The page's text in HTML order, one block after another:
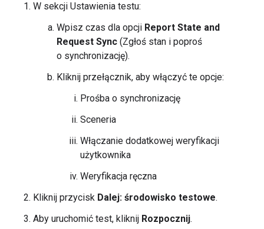
W sekcji Ustawienia testu:
Wpisz czas dla opcji Report State and
Request Sync (Zgłoś stan i poproś
o synchronizację).
Kliknij przełącznik, aby włączyć te opcje:
Prośba o synchronizację
Sceneria
Włączanie dodatkowej weryfikacji
użytkownika
Weryfikacja ręczna
Kliknij przycisk Dalej: środowisko testowe.
Aby uruchomić test, kliknij Rozpocznij.